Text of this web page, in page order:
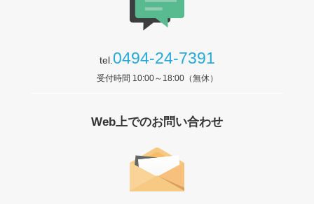
tel.0494-24-7391
受付時間 10:00～18:00（無休）
Web上でのお問い合わせ